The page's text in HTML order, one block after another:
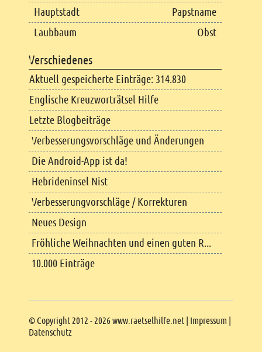
Copyright
© Copyright 2012 - 2026 www.raetselhilfe.net | Impressum |
Datenschutz
Hauptstadt
Papstname
Laubbaum
Obst
Verschiedenes
Aktuell gespeicherte Einträge: 314.830
Englische Kreuzworträtsel Hilfe
Letzte Blogbeiträge
Verbesserungsvorschläge und Änderungen
Die Android-App ist da!
Hebrideninsel Nist
Verbesserungvorschläge / Korrekturen
Neues Design
Fröhliche Weihnachten und einen guten R...
10.000 Einträge